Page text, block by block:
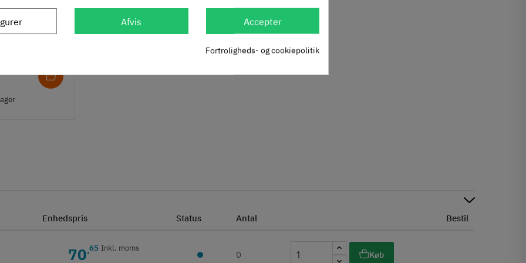
til greb -
Enhedspris Status Antal Bestil
70,65 Inkl. moms
0 Køb
Afvis Accepter
Fortroligheds- og cookiepolitik